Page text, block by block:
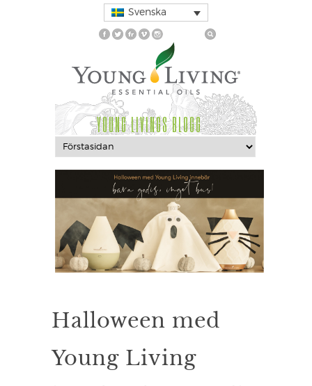
Svenska
YOUNG LIVINGS BLOGG
Halloween med
Young Living